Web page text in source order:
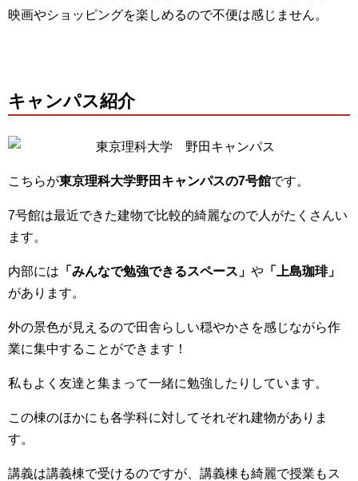
映画やショッピングを楽しめるので不便は感じません。
キャンパス紹介
こちらが東京理科大学野田キャンパスの7号館です。
7号館は最近できた建物で比較的綺麗なので人がたくさんい
ます。
内部には 「みんなで勉強できるスペース」 や 「上島珈琲」
があります。
外の景色が見えるので田舎らしい穏やかさを感じながら作
業に集中することができます！
私もよく友達と集まって一緒に勉強したりしています。
この棟のほかにも各学科に対してそれぞれ建物がありま
す。
講義は講義棟で受けるのですが、講義棟も綺麗で授業もス